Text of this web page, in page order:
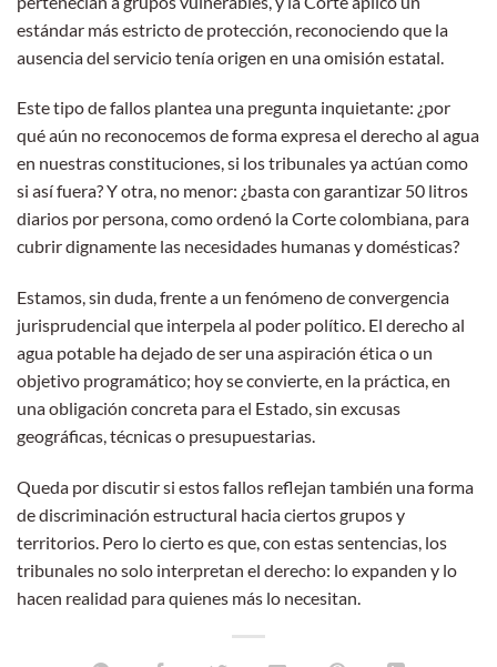
estándar más estricto de protección, reconociendo que la
ausencia del servicio tenía origen en una omisión estatal.
Este tipo de fallos plantea una pregunta inquietante: ¿por
qué aún no reconocemos de forma expresa el derecho al agua
en nuestras constituciones, si los tribunales ya actúan como
si así fuera? Y otra, no menor: ¿basta con garantizar 50 litros
diarios por persona, como ordenó la Corte colombiana, para
cubrir dignamente las necesidades humanas y domésticas?
Estamos, sin duda, frente a un fenómeno de convergencia
jurisprudencial que interpela al poder político. El derecho al
agua potable ha dejado de ser una aspiración ética o un
objetivo programático; hoy se convierte, en la práctica, en
una obligación concreta para el Estado, sin excusas
geográficas, técnicas o presupuestarias.
Queda por discutir si estos fallos reflejan también una forma
de discriminación estructural hacia ciertos grupos y
territorios. Pero lo cierto es que, con estas sentencias, los
tribunales no solo interpretan el derecho: lo expanden y lo
hacen realidad para quienes más lo necesitan.